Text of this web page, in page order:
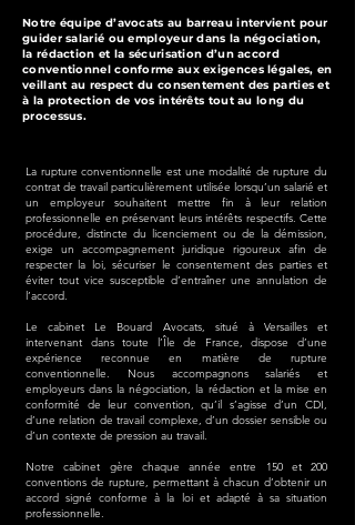
Notre équipe d’avocats au barreau intervient pour
guider salarié ou employeur dans la négociation,
la rédaction et la sécurisation d’un accord
conventionnel conforme aux exigences légales, en
veillant au respect du consentement des parties et
à la protection de vos intérêts tout au long du
processus.
La rupture conventionnelle est une modalité de rupture du
contrat de travail particulièrement utilisée lorsqu’un salarié et
un employeur souhaitent mettre fin à leur relation
professionnelle en préservant leurs intérêts respectifs. Cette
procédure, distincte du licenciement ou de la démission,
exige un accompagnement juridique rigoureux afin de
respecter la loi, sécuriser le consentement des parties et
éviter tout vice susceptible d’entraîner une annulation de
l’accord.
Le cabinet Le Bouard Avocats, situé à Versailles et
intervenant dans toute l’Île de France, dispose d’une
expérience reconnue en matière de rupture
conventionnelle. Nous accompagnons salariés et
employeurs dans la négociation, la rédaction et la mise en
conformité de leur convention, qu’il s’agisse d’un CDI,
d’une relation de travail complexe, d’un dossier sensible ou
d’un contexte de pression au travail.
Notre cabinet gère chaque année entre 150 et 200
conventions de rupture, permettant à chacun d’obtenir un
accord signé conforme à la loi et adapté à sa situation
professionnelle.